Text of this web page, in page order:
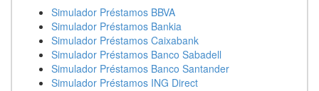
Simulador Préstamos BBVA
Simulador Préstamos Bankia
Simulador Préstamos Caixabank
Simulador Préstamos Banco Sabadell
Simulador Préstamos Banco Santander
Simulador Préstamos ING Direct